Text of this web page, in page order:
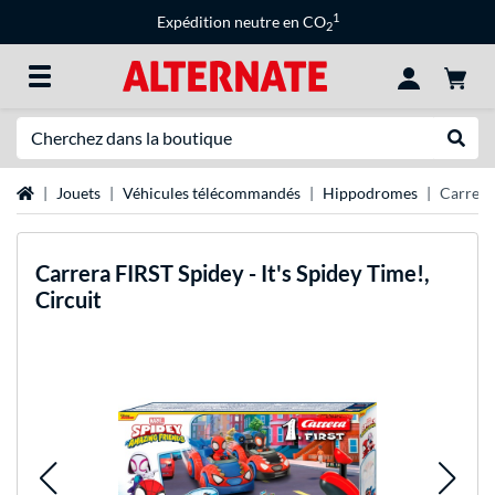
Expédition neutre en CO2
1
Page d'accueil
Jouets Véhicules télécommandés Hippodromes Carrera
Carrera FIRST Spidey - It's Spidey Time!,
Circuit